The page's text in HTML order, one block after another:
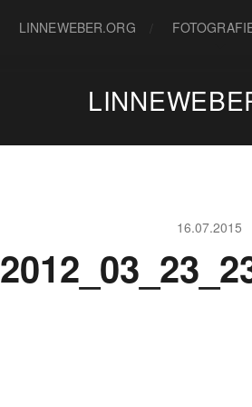
LINNEWEBER.ORG
16.07.2015